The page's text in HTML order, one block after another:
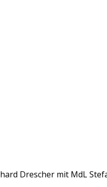
Drescher mit MdL